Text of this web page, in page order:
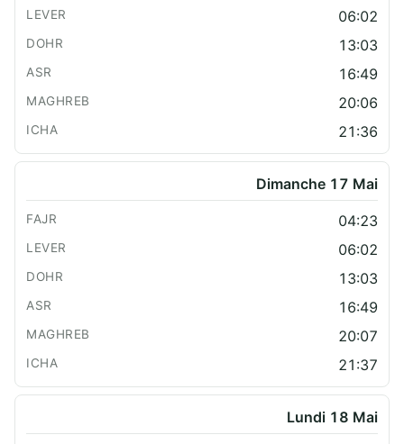
06:02
13:03
16:49
20:06
21:36
Dimanche 17 Mai
04:23
06:02
13:03
16:49
20:07
21:37
Lundi 18 Mai